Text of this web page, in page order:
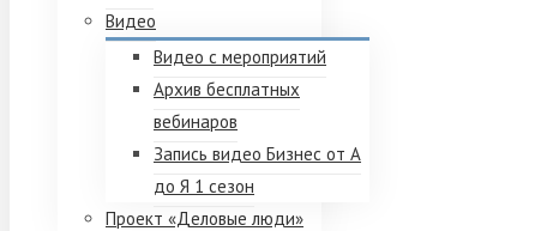
Видео
Видео с мероприятий
Архив бесплатных
вебинаров
Запись видео Бизнес от А
до Я 1 сезон
Проект «Деловые люди»